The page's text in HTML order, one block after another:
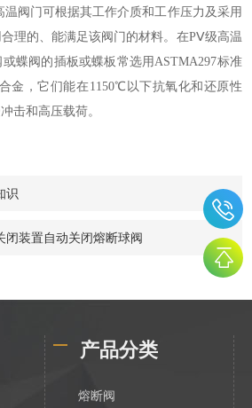
阀门可根据其工作介质和工作压力及采用
理的、能满足该阀门的材料。在PⅤ级高温
蝶阀的插板或蝶板常选用ASTMA297标准
金，它们能在1150℃以下抗氧化和还原性
击和高压载荷。
识
闭装置自动关闭熔断球阀
产品分类
熔断阀